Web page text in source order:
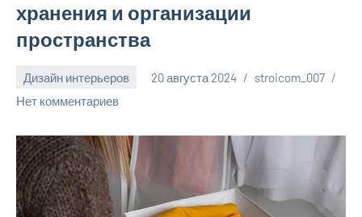
хранения и организации
пространства
Дизайн интерьеров 20 августа 2024
stroicom_007
Нет комментариев